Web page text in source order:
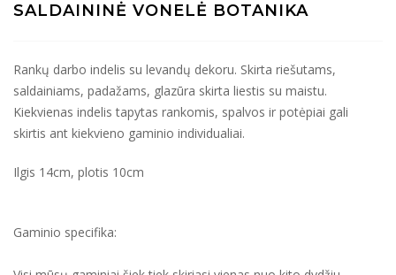
SALDAININĖ VONELĖ BOTANIKA
Rankų darbo indelis su levandų dekoru. Skirta riešutams,
saldainiams, padažams, glazūra skirta liestis su maistu.
Kiekvienas indelis tapytas rankomis, spalvos ir potėpiai gali
skirtis ant kiekvieno gaminio individualiai.
Ilgis 14cm, plotis 10cm
Gaminio specifika: